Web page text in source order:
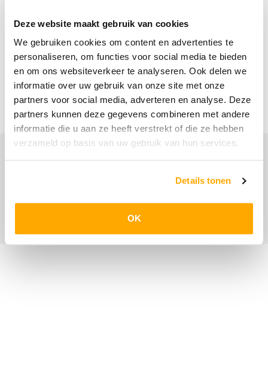
Deze website maakt gebruik van cookies
We gebruiken cookies om content en advertenties te
personaliseren, om functies voor social media te bieden
en om ons websiteverkeer te analyseren. Ook delen we
informatie over uw gebruik van onze site met onze
partners voor social media, adverteren en analyse. Deze
partners kunnen deze gegevens combineren met andere
informatie die u aan ze heeft verstrekt of die ze hebben
verzameld op basis van uw gebruik van hun services.
Details tonen
OK
Collecties
Leveringsopties
Over ons
Contact
Login
©2026 - Van Dijk Staircase Solutions | All rights
reserved